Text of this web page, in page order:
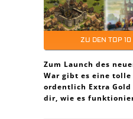
ZU DEN TOP 10
Zum Launch des
War gibt es eine
ordentlich Extra
dir, wie es